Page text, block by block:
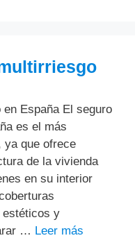
España El seguro
es el más
ya que ofrece
de la vivienda
en su interior
estéticos y
… Leer más